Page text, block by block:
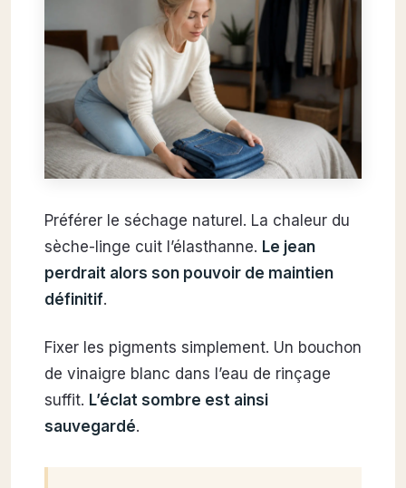
Préférer le séchage naturel. La chaleur du
sèche-linge cuit l’élasthanne. Le jean
perdrait alors son pouvoir de maintien
définitif.
Fixer les pigments simplement. Un bouchon
de vinaigre blanc dans l’eau de rinçage
suffit. L’éclat sombre est ainsi
sauvegardé.